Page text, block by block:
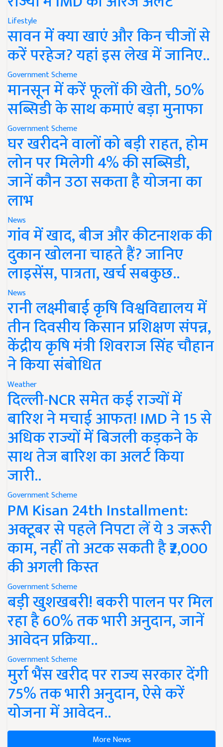
Lifestyle
सावन में क्या खाएं और किन चीजों से
करें परहेज? यहां इस लेख में जानिए..
Government Scheme
मानसून में करें फूलों की खेती, 50%
सब्सिडी के साथ कमाएं बड़ा मुनाफा
Government Scheme
घर खरीदने वालों को बड़ी राहत, होम
लोन पर मिलेगी 4% की सब्सिडी,
जानें कौन उठा सकता है योजना का
लाभ
News
गांव में खाद, बीज और कीटनाशक की
दुकान खोलना चाहते हैं? जानिए
लाइसेंस, पात्रता, खर्च सबकुछ..
News
रानी लक्ष्मीबाई कृषि विश्वविद्यालय में
तीन दिवसीय किसान प्रशिक्षण संपन्न,
केंद्रीय कृषि मंत्री शिवराज सिंह चौहान
ने किया संबोधित
Weather
दिल्ली-NCR समेत कई राज्यों में
बारिश ने मचाई आफत! IMD ने 15 से
अधिक राज्यों में बिजली कड़कने के
साथ तेज बारिश का अलर्ट किया
जारी..
Government Scheme
PM Kisan 24th Installment:
अक्टूबर से पहले निपटा लें ये 3 जरूरी
काम, नहीं तो अटक सकती है ₹2,000
की अगली किस्त
Government Scheme
बड़ी खुशखबरी! बकरी पालन पर मिल
रहा है 60% तक भारी अनुदान, जानें
आवेदन प्रक्रिया..
Government Scheme
मुर्रा भैंस खरीद पर राज्य सरकार देंगी
75% तक भारी अनुदान, ऐसे करें
योजना में आवेदन..
More News